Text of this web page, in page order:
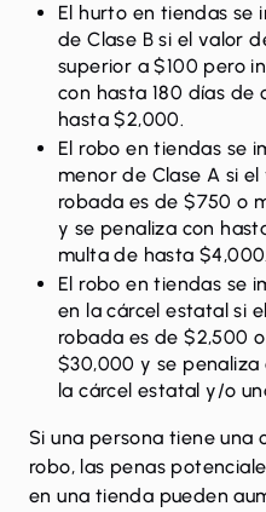
El hurto en tiendas se
de Clase B si el valor
superior a $100 pero
con hasta 180 días de
hasta $2,000.
El robo en tiendas se
menor de Clase A si
robada es de $750 o
y se penaliza con
multa de hasta $4,000.
El robo en tiendas se
en la cárcel estatal si
robada es de $2,500
$30,000 y se penaliza
la cárcel estatal y/o
Si una persona tiene una
robo, las penas
en una tienda pueden